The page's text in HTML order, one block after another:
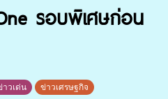
รอบพิเศษก่อน
าวเด่น ข่าวเศรษฐกิจ